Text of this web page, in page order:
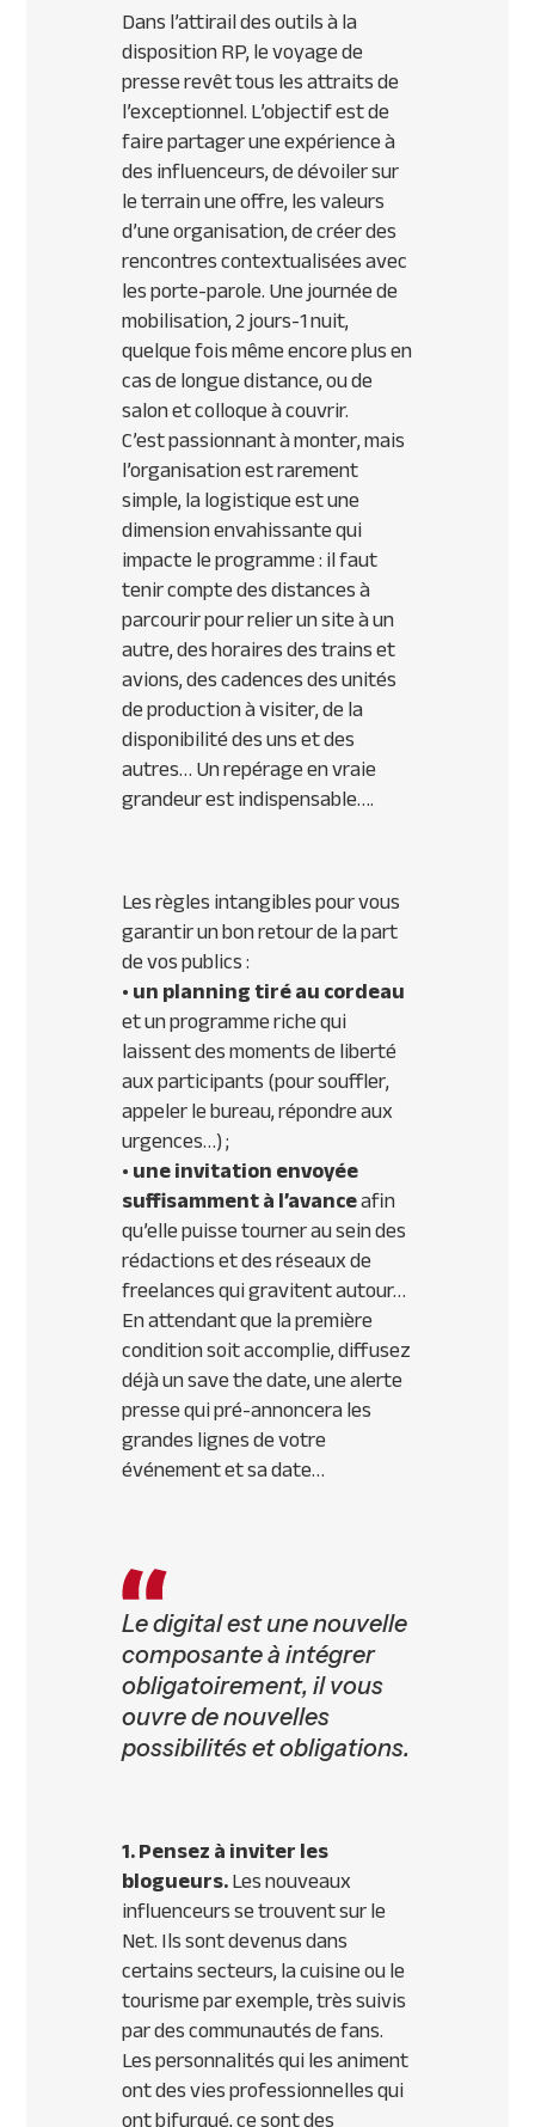
Dans l’attirail des outils à la
disposition RP, le voyage de
presse revêt tous les attraits de
l’exceptionnel. L’objectif est de
faire partager une expérience à
des influenceurs, de dévoiler sur
le terrain une offre, les valeurs
d’une organisation, de créer des
rencontres contextualisées avec
les porte-parole. Une journée de
mobilisation, 2 jours-1 nuit,
quelque fois même encore plus en
cas de longue distance, ou de
salon et colloque à couvrir.
C’est passionnant à monter, mais
l’organisation est rarement
simple, la logistique est une
dimension envahissante qui
impacte le programme : il faut
tenir compte des distances à
parcourir pour relier un site à un
autre, des horaires des trains et
avions, des cadences des unités
de production à visiter, de la
disponibilité des uns et des
autres… Un repérage en vraie
grandeur est indispensable….
Les règles intangibles pour vous
garantir un bon retour de la part
de vos publics :
• un planning tiré au cordeau
et un programme riche qui
laissent des moments de liberté
aux participants (pour souffler,
appeler le bureau, répondre aux
urgences…) ;
• une invitation envoyée
suffisamment à l’avanceafin
qu’elle puisse tourner au sein des
rédactions et des réseaux de
freelances qui gravitent autour…
En attendant que la première
condition soit accomplie, diffusez
déjà unsave the date, une alerte
presse qui pré-annoncera les
grandes lignes de votre
événement et sa date…
Le digital est une nouvelle
composante à intégrer
obligatoirement, il vous
ouvre de nouvelles
possibilités et obligations.
1. Pensez à inviter les
blogueurs.Les nouveaux
influenceurs se trouvent sur le
Net. Ils sont devenus dans
certains secteurs, la cuisine ou le
tourisme par exemple, très suivis
par des communautés de fans.
Les personnalités qui les animent
ont des vies professionnelles qui